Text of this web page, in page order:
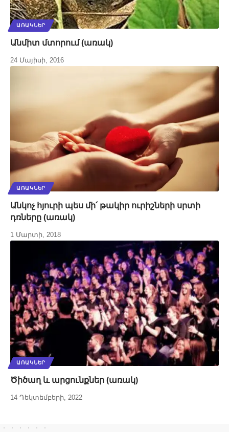
ԱՌԱԿՆԵՐ
Անմիտ մտորում (առակ)
24 Մայիսի, 2016
ԱՌԱԿՆԵՐ
Անկոչ հյուրի պես մի՛ թակիր ուրիշների սրտի
դռները (առակ)
1 Մարտի, 2018
ԱՌԱԿՆԵՐ
Ծիծաղ և արցունքներ (առակ)
14 Դեկտեմբերի, 2022